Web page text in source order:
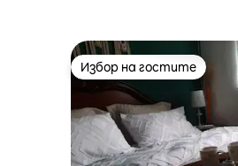
Избор на гостите
Избор на гостите